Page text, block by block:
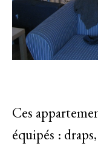
Ces
équipés :